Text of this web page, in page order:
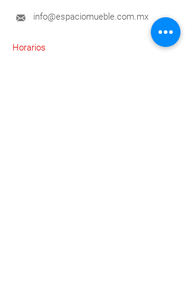
info@espaciomueble.com.mx
Horarios